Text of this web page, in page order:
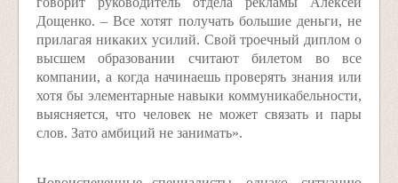
Дощенко. – Все хотят получать большие деньги, не
прилагая никаких усилий. Свой троечный диплом о
высшем образовании считают билетом во все
компании, а когда начинаешь проверять знания или
хотя бы элементарные навыки коммуникабельности,
выясняется, что человек не может связать и пары
слов. Зато амбиций не занимать».